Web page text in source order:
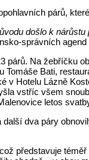
párů,
došlo k
správních
párů. Na žebříčku
Bati,
v Hotelu Lázně
vstříc všem
letos
dva páry
představuje